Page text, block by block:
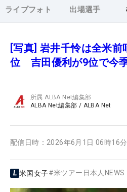
ライブフォト 出場選手
[写真] 岩井千怜は全米
位 吉田優利が9位で今
所属ALBA Net編集部
ALBA Net編集部 / ALBA Net
配信日時： 2026年6月1日 06時16分
米国女子#米ツアー日本人NEWS